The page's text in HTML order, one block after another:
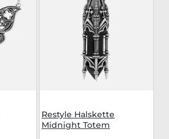
Restyle Halskette
Midnight Totem